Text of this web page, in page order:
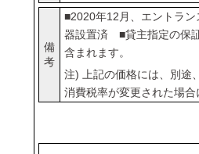
備
考
■2020年12月、エントラ
器設置済 ■貸主指定の保
含まれます。
注) 上記の価格には、別途
消費税率が変更された場